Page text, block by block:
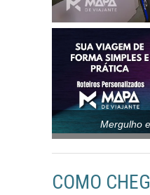
Mergulho
COMO